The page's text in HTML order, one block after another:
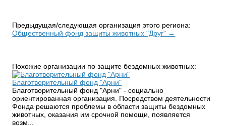
Предыдущая/следующая организация этого региона:
Общественный фонд защиты животных "Друг" →
Похожие организации по защите бездомных животных:
Благотворительный фонд "Арни"
Благотворительный фонд "Арни" - социально
ориентированная организация. Посредством деятельности
Фонда решаются проблемы в области защиты бездомных
животных, оказания им срочной помощи, появляется
возм...